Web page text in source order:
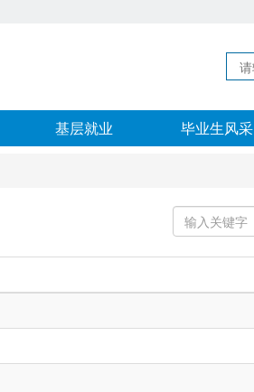
基层就业 毕业生风采
输
入
关
字：